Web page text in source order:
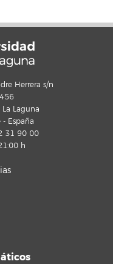
Herrera s/n
Laguna
- España
31 90 00
h